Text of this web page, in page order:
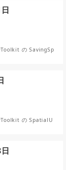
の SavingSp
の SpatialU